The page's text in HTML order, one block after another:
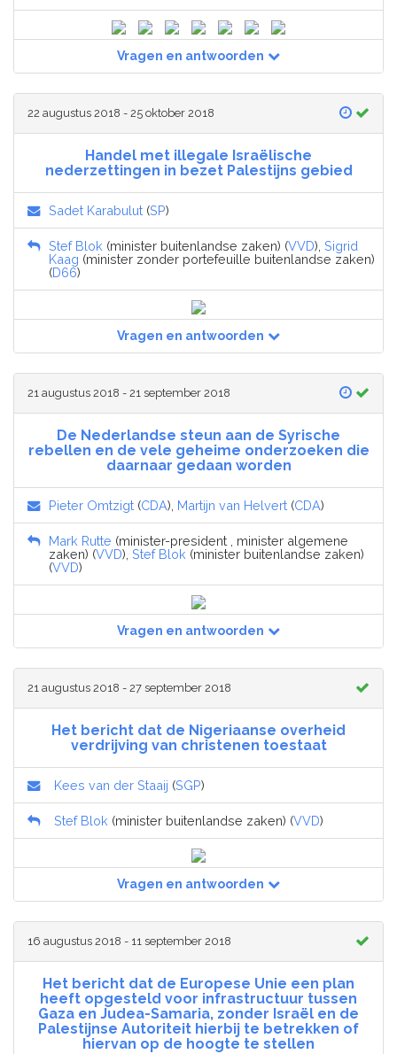
Vragen en antwoorden
22 augustus 2018 - 25 oktober 2018
Handel met illegale Israëlische
nederzettingen in bezet Palestijns gebied
Sadet Karabulut (SP)
Stef Blok (minister buitenlandse zaken) (VVD), Sigrid
Kaag (minister zonder portefeuille buitenlandse zaken)
(D66)
Vragen en antwoorden
21 augustus 2018 - 21 september 2018
De Nederlandse steun aan de Syrische
rebellen en de vele geheime onderzoeken die
daarnaar gedaan worden
Pieter Omtzigt (CDA), Martijn van Helvert (CDA)
Mark Rutte (minister-president , minister algemene
zaken) (VVD), Stef Blok (minister buitenlandse zaken)
(VVD)
Vragen en antwoorden
21 augustus 2018 - 27 september 2018
Het bericht dat de Nigeriaanse overheid
verdrijving van christenen toestaat
Kees van der Staaij (SGP)
Stef Blok (minister buitenlandse zaken) (VVD)
Vragen en antwoorden
16 augustus 2018 - 11 september 2018
Het bericht dat de Europese Unie een plan
heeft opgesteld voor infrastructuur tussen
Gaza en Judea-Samaria, zonder Israël en de
Palestijnse Autoriteit hierbij te betrekken of
hiervan op de hoogte te stellen